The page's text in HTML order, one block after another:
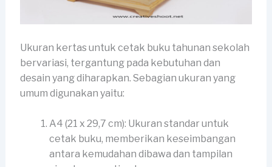
Ukuran kertas untuk cetak buku tahunan sekolah
bervariasi, tergantung pada kebutuhan dan
desain yang diharapkan. Sebagian ukuran yang
umum digunakan yaitu:
A4 (21 x 29,7 cm): Ukuran standar untuk
cetak buku, memberikan keseimbangan
antara kemudahan dibawa dan tampilan